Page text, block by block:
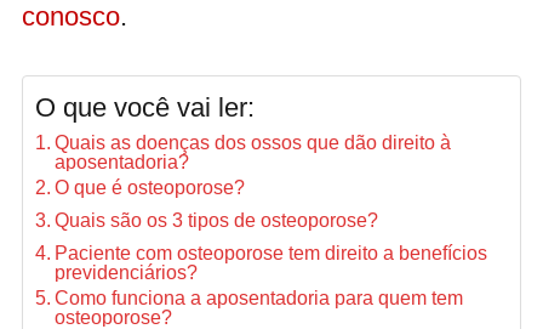
conosco.
O que você vai ler:
Quais as doenças dos ossos que dão direito à
aposentadoria?
O que é osteoporose?
Quais são os 3 tipos de osteoporose?
Paciente com osteoporose tem direito a benefícios
previdenciários?
Como funciona a aposentadoria para quem tem
osteoporose?